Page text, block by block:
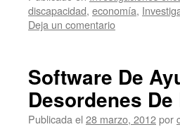
discapacidad, economía,
Deja un comentario
Software De
Desordenes
Publicada el 28 marzo, 2012por